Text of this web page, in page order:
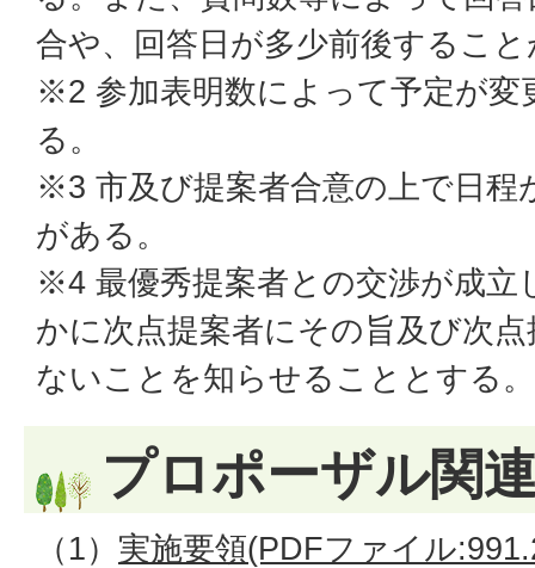
合や、回答日が多少前後するこ
※2 参加表明数によって予定が変
る。
※3 市及び提案者合意の上で日程
がある。
※4 最優秀提案者との交渉が成立
かに次点提案者にその旨及び次
ないことを知らせることとする。
プロポーザル関
（1） 実施要領(PDFファイル